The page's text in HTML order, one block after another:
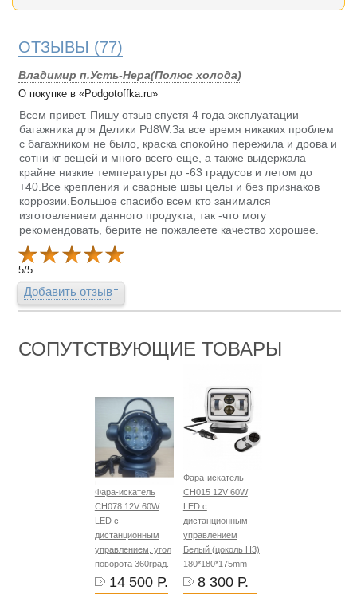
ОТЗЫВЫ (77)
Владимир п.Усть-Нера(Полюс холода)
О покупке в «Podgotoffka.ru»
Всем привет. Пишу отзыв спустя 4 года эксплуатации
багажника для Делики Pd8W.За все время никаких проблем
с багажником не было, краска спокойно пережила и дрова и
сотни кг вещей и много всего еще, а также выдержала
крайне низкие температуры до -63 градусов и летом до
+40.Все крепления и сварные швы целы и без признаков
коррозии.Большое спасибо всем кто занимался
изготовлением данного продукта, так -что могу
рекомендовать, берите не пожалеете качество хорошее.
5/5
Добавить отзыв
СОПУТСТВУЮЩИЕ ТОВАРЫ
Фара-искатель
CH078 12V 60W
LED с
дистанционным
управлением, угол
поворота 360град.
14 500 Р.
Фара-искатель
CH015 12V 60W
LED с
дистанционным
управлением
Белый (цоколь H3)
180*180*175mm
8 300 Р.